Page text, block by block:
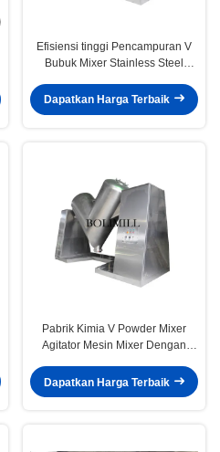
Efisiensi tinggi Pencampuran V
Bubuk Mixer Stainless Steel
Pengolahan
Dapatkan Harga Terbaik
Pabrik Kimia V Powder Mixer
Agitator Mesin Mixer Dengan
Dapatkan Harga Terbaik